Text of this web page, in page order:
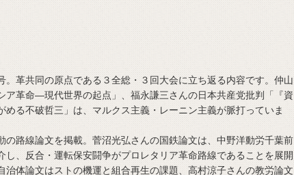
革共同の原点である３全総・３回大会に立ち返る内容です。仲山
ア革命―現代世界の起点」、福永謙三さんの日本共産党批判「『資
める不破哲三」は、マルクス主義・レーニン主義が脈打っていま
路線論文を掲載。菅沼光弘さんの国鉄論文は、中野洋動労千葉前
し、反合・運転保安闘争がプロレタリア革命路線であることを展開
治体論文はストの機運と組合再生の課題、高村涼子さんの教労論文